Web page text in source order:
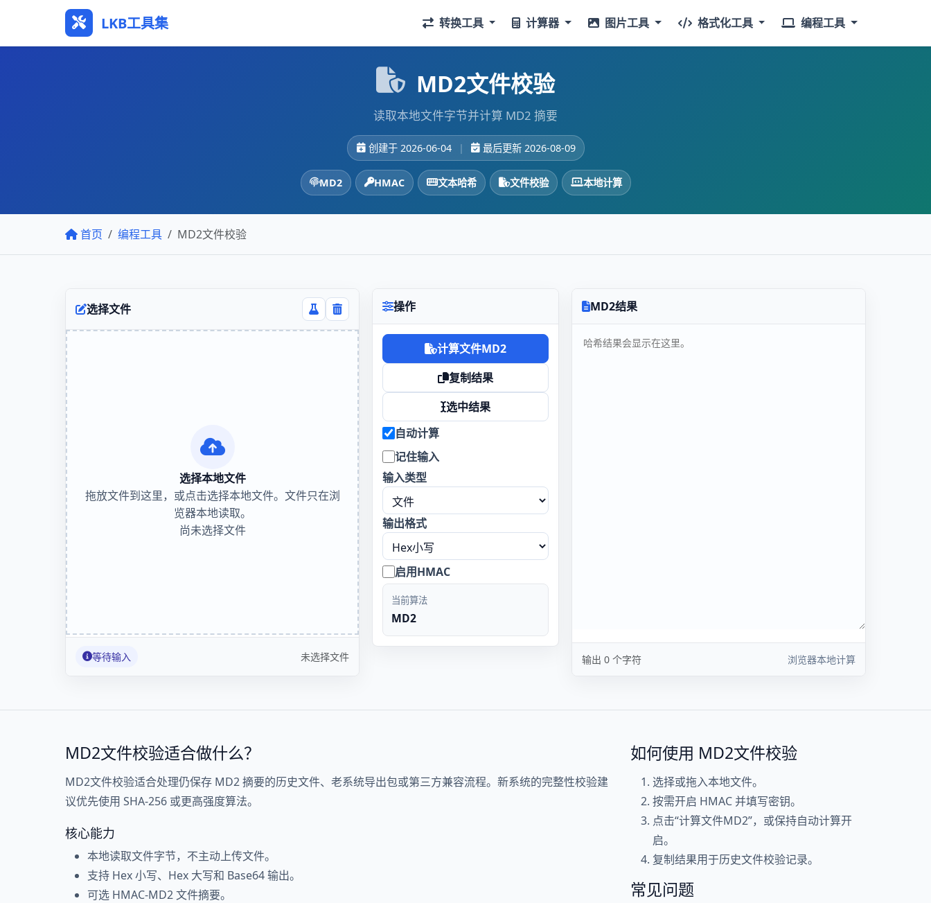
LKB工具集 转换工具 计算器 图片工具 格式化工具 编程工具
MD2文件校验
读取本地文件字节并计算 MD2 摘要
创建于 2026-06-04 | 最后更新 2026-08-09
MD2 HMAC 文本哈希 文件校验 本地计算
首页 编程工具 MD2文件校验
选择文件
选择本地文件
拖放文件到这里，或点击选择本地文件。文件只在浏
览器本地读取。
尚未选择文件
等待输入 未选择文件
操作
计算文件MD2
复制结果
选中结果
自动计算
记住输入
输入类型
输出格式
启用HMAC
当前算法
MD2
MD2结果
输出 0 个字符 浏览器本地计算
MD2文件校验适合做什么？
MD2文件校验适合处理仍保存 MD2 摘要的历史文件、老系统导出包或第三方兼容流程。新系统的完整性校验建
议优先使用 SHA-256 或更高强度算法。
核心能力
本地读取文件字节，不主动上传文件。
支持 Hex 小写、Hex 大写和 Base64 输出。
可选 HMAC-MD2 文件摘要。
如何使用 MD2文件校验
选择或拖入本地文件。
按需开启 HMAC 并填写密钥。
点击“计算文件MD2”，或保持自动计算开
启。
复制结果用于历史文件校验记录。
常见问题